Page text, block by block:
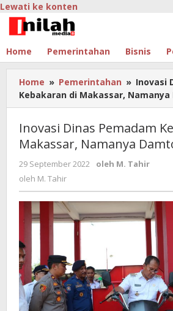
Lewati ke konten
Home Pemerintahan Bisnis
Home » Pemerintahan » Inovasi
Kebakaran di Makassar,
Inovasi Dinas Pemadam
Makassar, Namanya
29 September 2022 oleh M. Tahir
oleh M. Tahir